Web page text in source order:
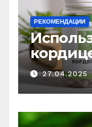
РЕКОМЕНДАЦИИ
и
27.04.2025